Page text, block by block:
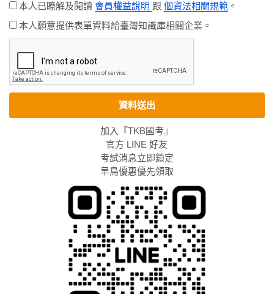
本人已瞭解及閱讀 會員權益說明 跟 個資法相關規範 。
本人願意提供表單資料給臺灣知識庫相關企業。
資料送出
加入『TKB國考』
官方 LINE 好友
考試消息立即鎖定
早鳥優惠優先領取